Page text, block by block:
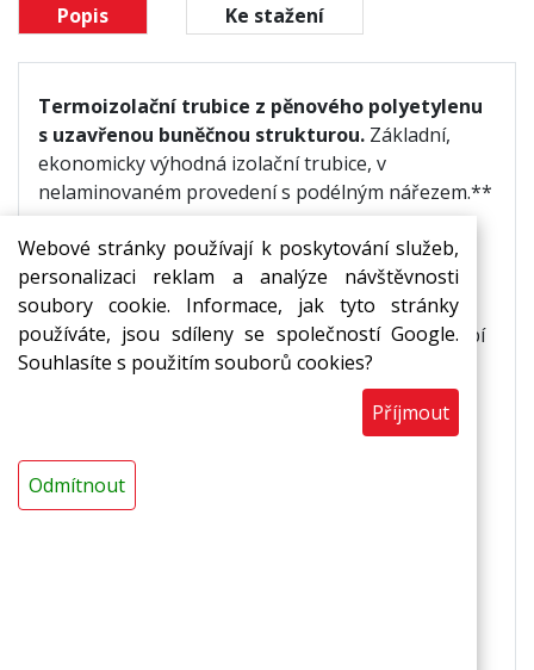
Webové stránky používají k poskytování služeb,
personalizaci reklam a analýze návštěvnosti
soubory cookie. Informace, jak tyto stránky
používáte, jsou sdíleny se společností Google.
Souhlasíte s použitím souborů cookies?
Příjmout
Odmítnout
Popis Ke stažení
Termoizolační trubice z pěnového polyetylenu
s uzavřenou buněčnou strukturou. Základní,
ekonomicky výhodná izolační trubice, v
nelaminovaném provedení s podélným nářezem.**
Použití:
pro izolace již namontovaných
potrubních rozvodů,
jako ochrana a dilatace při průchodu potrubí
stěnou,
izolace rozvodů teplé i studené vody,
izolace vedení ústředního vytápění,